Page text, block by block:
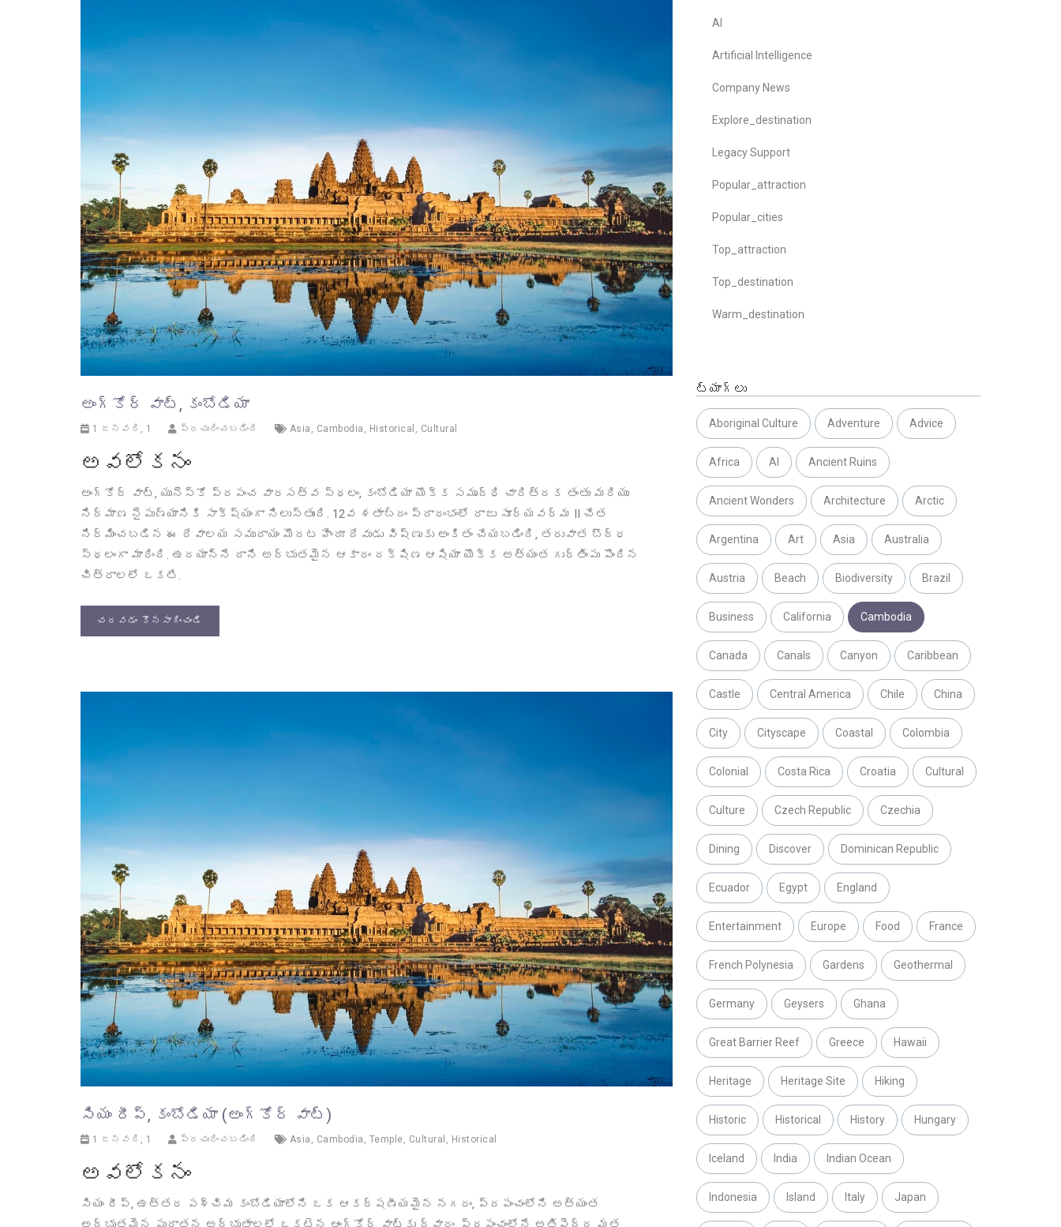
అంగ్కోర్ వాట్, కంబోడియా
1 జనవరి, 1 ప్రచురించబడింది Asia , Cambodia , Historical , Cultural
అవలోకనం
అంగ్కోర్ వాట్, యునెస్కో ప్రపంచ వారసత్వ స్థలం, కంబోడియా యొక్క సమృద్ధి చారిత్రక తంతు మరియు
నిర్మాణ నైపుణ్యానికి సాక్ష్యంగా నిలుస్తుంది. 12వ శతాబ్దం ప్రారంభంలో రాజు సూర్యవర్మ II చేత
నిర్మించబడిన ఈ దేవాలయ సముదాయం మొదట హిందూ దేవుడు విష్ణుకు అంకితం చేయబడింది, తరువాత బౌద్ధ
స్థలంగా మారింది. ఉదయాన్నే దాని అద్భుతమైన ఆకారం దక్షిణ ఆషియా యొక్క అత్యంత గుర్తింపు పొందిన
చిత్రాలలో ఒకటి.
చదవడం కొనసాగించండి
సియం రీప్, కంబోడియా (అంగ్కోర్ వాట్)
1 జనవరి, 1 ప్రచురించబడింది Asia , Cambodia , Temple, Cultural , Historical
అవలోకనం
సియం రీప్, ఉత్తర పశ్చిమ కంబోడియాలోని ఒక ఆకర్షణీయమైన నగరం, ప్రపంచంలోని అత్యంత
AI
Artificial Intelligence
Company News
Explore_destination
Legacy Support
Popular_attraction
Popular_cities
Top_attraction
Top_destination
Warm_destination
ట్యాగ్లు
Aboriginal Culture Adventure Advice
Africa AI Ancient Ruins
Ancient Wonders Architecture Arctic
Argentina Art Asia Australia
Austria Beach Biodiversity Brazil
Business California Cambodia
Canada Canals Canyon Caribbean
Castle Central America Chile China
City Cityscape Coastal Colombia
Colonial Costa Rica Croatia Cultural
Culture Czech Republic Czechia
Dining Discover Dominican Republic
Ecuador Egypt England
Entertainment Europe Food France
French Polynesia Gardens Geothermal
Germany Geysers Ghana
Great Barrier Reef Greece Hawaii
Heritage Heritage Site Hiking
Historic Historical History Hungary
Iceland India Indian Ocean
Indonesia Island Italy Japan